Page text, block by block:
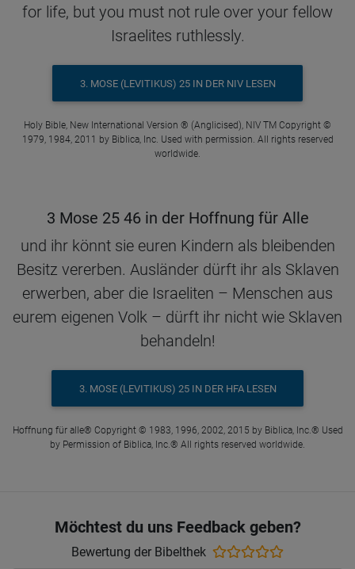
for life, but you must not rule over your fellow
Israelites ruthlessly.
3. MOSE (LEVITIKUS) 25 IN DER NIV LESEN
Holy Bible, New International Version ® (Anglicised), NIV TM Copyright ©
1979, 1984, 2011 by Biblica, Inc. Used with permission. All rights reserved
worldwide.
3 Mose 25 46 in der Hoffnung für Alle
und ihr könnt sie euren Kindern als bleibenden
Besitz vererben. Ausländer dürft ihr als Sklaven
erwerben, aber die Israeliten – Menschen aus
eurem eigenen Volk – dürft ihr nicht wie Sklaven
behandeln!
3. MOSE (LEVITIKUS) 25 IN DER HFA LESEN
Hoffnung für alle® Copyright © 1983, 1996, 2002, 2015 by Biblica, Inc.® Used
by Permission of Biblica, Inc.® All rights reserved worldwide.
Möchtest du uns Feedback geben?
Bewertung der Bibelthek